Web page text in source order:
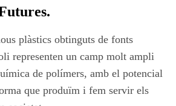
.
plàstics obtinguts de fonts
representen un camp molt ampli
de polímers, amb el potencial
que produïm i fem servir els